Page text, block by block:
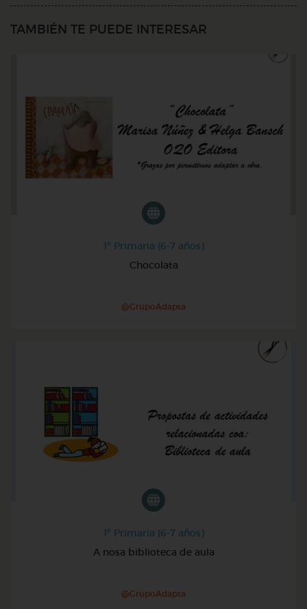
TAMBIÉN TE PUEDE INTERESAR
1º Primaria (6-7 años)
Chocolata
@GrupoAdapta
1º Primaria (6-7 años)
A nosa biblioteca de aula
@GrupoAdapta